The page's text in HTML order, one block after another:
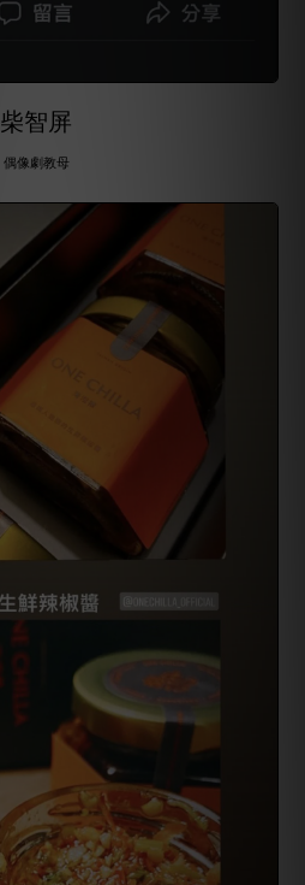
柴智屏
偶像劇教母